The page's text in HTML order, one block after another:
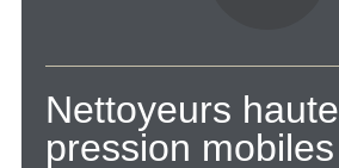
Nettoyeurs haute
pression mobiles